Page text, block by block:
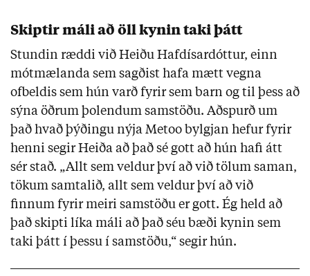
Skiptir máli að öll kynin taki þátt
Stundin ræddi við Heiðu Hafdísardóttur, einn
mótmælanda sem sagðist hafa mætt vegna
ofbeldis sem hún varð fyrir sem barn og til þess að
sýna öðrum þolendum samstöðu. Aðspurð um
það hvað þýðingu nýja Metoo bylgjan hefur fyrir
henni segir Heiða að það sé gott að hún hafi átt
sér stað. „Allt sem veldur því að við tölum saman,
tökum samtalið, allt sem veldur því að við
finnum fyrir meiri samstöðu er gott. Ég held að
það skipti líka máli að það séu bæði kynin sem
taki þátt í þessu í samstöðu,“ segir hún.